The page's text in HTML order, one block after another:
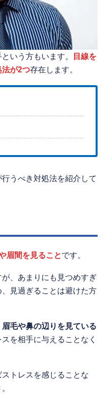
いう方もいます。
目線を
法が2つ存在します。
うべき対処法を紹介して
眉間を見ることです。
、あまりにも見つめすぎ
見過ぎることは避けた方
毛や鼻の辺りを見ている
を相手に与えることなく
トレスを感じることな